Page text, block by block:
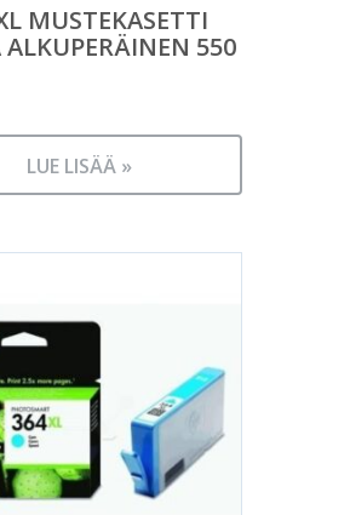
MUSTEKASETTI
550
LUE LISÄÄ »